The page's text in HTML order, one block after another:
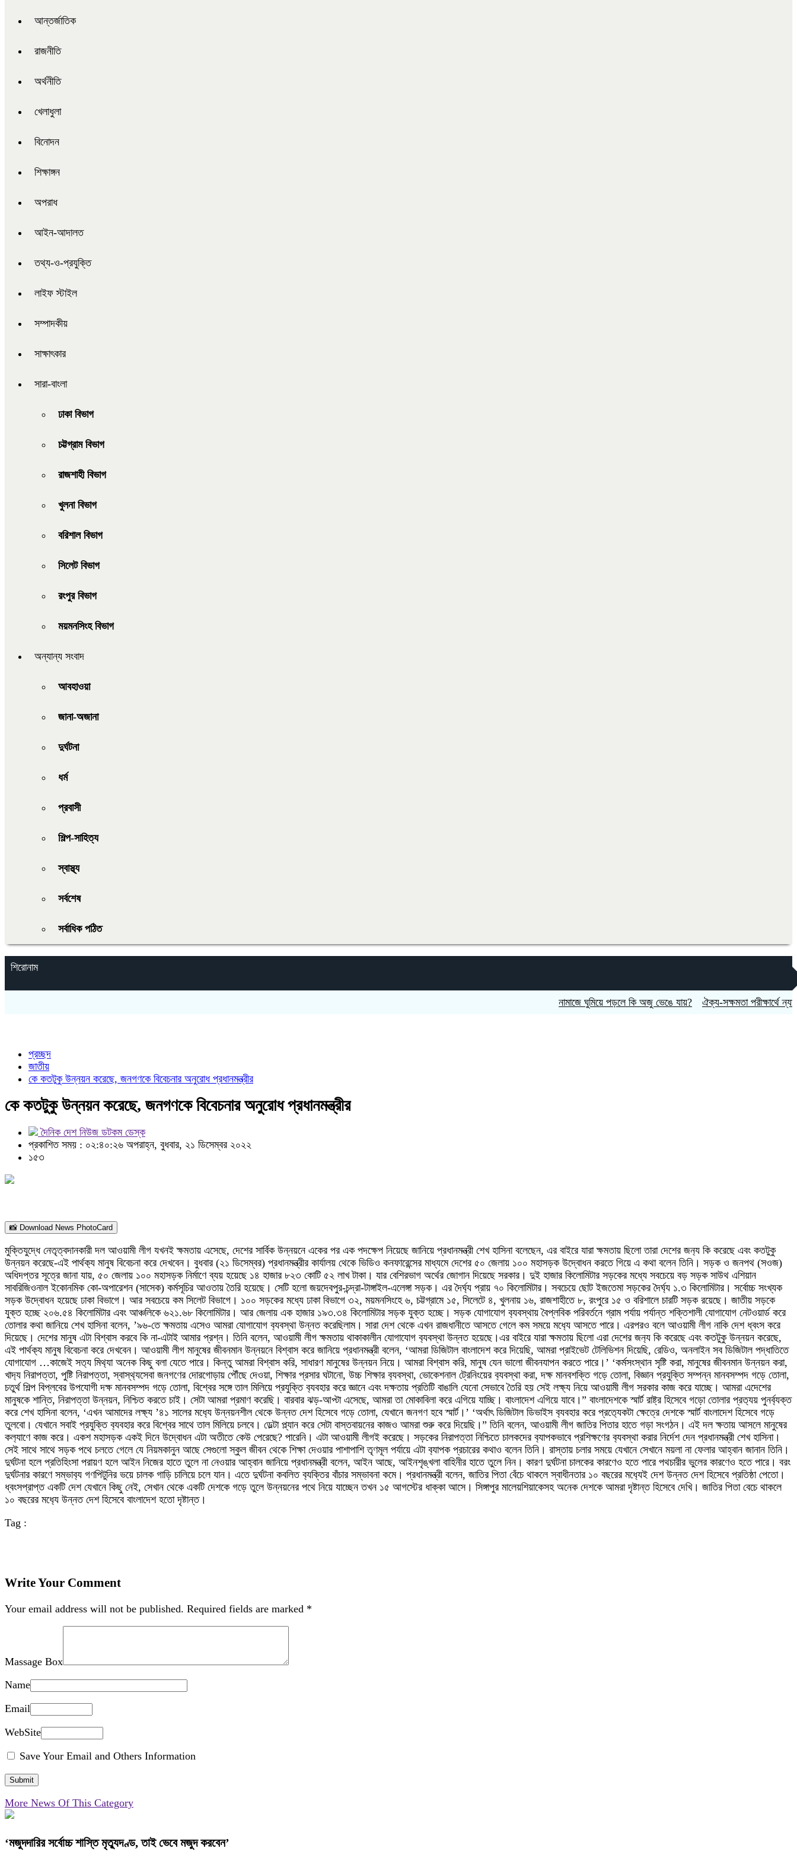
আন্তর্জাতিক
রাজনীতি
অর্থনীতি
খেলাধুলা
বিনোদন
শিক্ষাঙ্গন
অপরাধ
আইন-আদালত
তথ্য-ও-প্রযুক্তি
লাইফ স্টাইল
সম্পাদকীয়
সাক্ষাৎকার
সারা-বাংলা
ঢাকা বিভাগ
চট্টগ্রাম বিভাগ
রাজশাহী বিভাগ
খুলনা বিভাগ
বরিশাল বিভাগ
সিলেট বিভাগ
রংপুর বিভাগ
ময়মনসিংহ বিভাগ
অন্যান্য সংবাদ
আবহাওয়া
জানা-অজানা
দুর্ঘটনা
ধর্ম
প্রবাসী
শিল্প-সাহিত্য
স্বাস্থ্য
সর্বশেষ
সর্বাধিক পঠিত
শিরোনাম
নামাজে ঘুমিয়ে পড়লে কি অজু ভেঙে যায়? ঐক্য-সক্ষমতা পরীক্ষার্থে ন্যাটোভুক্ত
প্রচ্ছদ
জাতীয়
কে কতটুকু উন্নয়ন করেছে, জনগণকে বিবেচনার অনুরোধ প্রধানমন্ত্রীর
কে কতটুকু উন্নয়ন করেছে, জনগণকে বিবেচনার অনুরোধ প্রধানমন্ত্রীর
দৈনিক দেশ নিউজ ডটকম ডেস্ক
প্রকাশিত সময় : ০২:৪০:২৬ অপরাহ্ন, বুধবার, ২১ ডিসেম্বর ২০২২
১৫৩
📸 Download News PhotoCard
মুক্তিযুদ্ধে নেতৃত্বদানকারী দল আওয়ামী লীগ যখনই ক্ষমতায় এসেছে, দেশের সার্বিক উন্নয়নে একের পর এক পদক্ষেপ নিয়েছে জানিয়ে প্রধানমন্ত্রী শেখ হাসিনা বলেছেন, এর বাইরে যারা ক্ষমতায় ছিলো তারা দেশের জন‌্য কি করেছে এবং কতটুকু
উন্নয়ন করেছে-এই পার্থক‌্য মানুষ বিবেচনা করে দেখবেন। বুধবার (২১ ডিসেম্বর) প্রধানমন্ত্রীর কার্যালয় থেকে ভিডিও কনফারেন্সের মাধ্যমে দেশের ৫০ জেলায় ১০০ মহাসড়ক উদ্বোধন করতে গিয়ে এ কথা বলেন তিনি। সড়ক ও জনপথ (সওজ)
অধিদপ্তর সূত্রে জানা যায়, ৫০ জেলায় ১০০ মহাসড়ক নির্মাণে ব্যয় হয়েছে ১৪ হাজার ৮২৩ কোটি ৫২ লাখ টাকা। যার বেশিরভাগ অর্থের জোগান দিয়েছে সরকার। দুই হাজার কিলোমিটার সড়কের মধ্যে সবচেয়ে বড় সড়ক সাউথ এশিয়ান
সাবরিজিওনাল ইকোনমিক কো-অপারেশন (সাসেক) কর্মসূচির আওতায় তৈরি হয়েছে। সেটি হলো জয়দেবপুর-চন্দ্রা-টাঙ্গাইল-এলেঙ্গা সড়ক। এর দৈর্ঘ্য প্রায় ৭০ কিলোমিটার। সবচেয়ে ছোট ইজতেমা সড়কের দৈর্ঘ্য ১.৩ কিলোমিটার। সর্বোচ্চ সংখ্যক
সড়ক উদ্বোধন হয়েছে ঢাকা বিভাগে। আর সবচেয়ে কম সিলেট বিভাগে। ১০০ সড়কের মধ্যে ঢাকা বিভাগে ৩২, ময়মনসিংহে ৬, চট্টগ্রামে ১৫, সিলেটে ৪, খুলনায় ১৬, রাজশাহীতে ৮, রংপুরে ১৫ ও বরিশালে চারটি সড়ক রয়েছে। জাতীয় সড়কে
যুক্ত হচ্ছে ২০৬.৫৪ কিলোমিটার এবং আঞ্চলিকে ৬২১.৬৮ কিলোমিটার। আর জেলায় এক হাজার ১৯৩.৩৪ কিলোমিটার সড়ক যুক্ত হচ্ছে। সড়ক যোগাযোগ ব‌্যবস্থায় বৈপ্লবিক পরিবর্তনে গ্রাম পর্যায় পর্যান্ত শক্তিশালী যোগাযোগ নেটওয়ার্ড করে
তোলার কথা জানিয়ে শেখ হাসিনা বলেন, ’৯৬-তে ক্ষমতায় এসেও আমরা যোগাযোগ ব‌্যবস্থা উন্নত করেছিলাম। সারা দেশ থেকে এখন রাজধানীতে আসতে গেলে কম সময়ে মধ‌্যে আসতে পারে। এরপরও বলে আওয়ামী লীগ নাকি দেশ ধ্বংস করে
দিয়েছে। দেশের মানুষ এটা বিশ্বাস করবে কি না-এটাই আমার প্রশ্ন। তিনি বলেন, আওয়ামী লীগ ক্ষমতায় থাকাকালীন যোগাযোগ ব‌্যবস্থা উন্নত হয়েছে।এর বাইরে যারা ক্ষমতায় ছিলো এরা দেশের জন‌্য কি করেছে এবং কতটুকু উন্নয়ন করেছে,
এই পার্থক‌্য মানুষ বিবেচনা করে দেখবেন। আওয়ামী লীগ মানুষের জীবনমান উন্নয়নে বিশ্বাস করে জানিয়ে প্রধানমন্ত্রী বলেন, ‘আমরা ডিজিটাল বাংলাদেশ করে দিয়েছি, আমরা প্রাইভেট টেলিভিশন দিয়েছি, রেডিও, অনলাইন সব ডিজিটাল পদ্ধাতিতে
যোগাযোগ …কাজেই সত‌্য মিথ‌্যা অনেক কিছু বলা যেতে পারে। কিন্তু আমরা বিশ্বাস করি, সাধারণ মানুষের উন্নয়ন নিয়ে। আমরা বিশ্বাস করি, মানুষ যেন ভালো জীবনযাপন করতে পারে।’ ‘কর্মসংস্থান সৃষ্টি করা, মানুষের জীবনমান উন্নয়ন করা,
খাদ‌্য নিরাপত্তা, পুষ্টি নিরাপত্তা, স্বাস্থ‌্যসেবা জনগণের দোরগোড়ায় পৌঁছে দেওয়া, শিক্ষার প্রসার ঘটানো, উচ্চ শিক্ষার ব‌্যবস্থা, ভোকেশনাল ট্রেনিংয়ের ব‌্যবস্থা করা, দক্ষ মানবশক্তি গড়ে তোলা, বিজ্ঞান প্রযুক্তি সম্পন্ন মানবসম্পদ গড়ে তোলা,
চতুর্থ শিল্প বিপ্লবের উপযোগী দক্ষ মানবসম্পদ গড়ে তোলা, বিশ্বের সঙ্গে তাল মিলিয়ে প্রযুক্তি ব‌্যবহার করে জ্ঞানে এবং দক্ষতায় প্রতিটি বাঙালি যেনো সেভাবে তৈরি হয় সেই লক্ষ‌্য নিয়ে আওয়ামী লীগ সরকার কাজ করে যাচ্ছে। আমরা এদেশের
মানুষকে শান্তি, নিরাপত্তা উন্নয়ন, নিশ্চিত করতে চাই। সেটা আমরা প্রমাণ করেছি। বারবার ঝড়-আপ্টা এসেছে, আমরা তা মোকাবিলা করে এগিয়ে যাচ্ছি। বাংলাদেশ এগিয়ে যাবে।” বাংলাদেশকে স্মার্ট রাষ্ট্র হিসেবে গড়ো তোলার প্রত‌্যয় পুনর্ব‌্যক্ত
করে শেখ হাসিনা বলেন, ‘এখন আমাদের লক্ষ‌্য ’৪১ সালের মধ‌্যে উন্নয়নশীল থেকে উন্নত দেশ হিসেবে গড়ে তোলা, যেখানে জনগণ হবে স্মার্ট।’ ‘অর্থাৎ ডিজিটাল ডিভাইস ব‌্যবহার করে প্রত‌্যেকটা ক্ষেত্রে দেশকে স্মার্ট বাংলাদেশ হিসেবে গড়ে
তুলবো। যেখানে সবাই প্রযুক্তি ব‌্যবহার করে বিশ্বের সাথে তাল মিলিয়ে চলবে। ডেল্টা প্ল্যান করে সেটা বাস্তবায়নের কাজও আমরা শুরু করে দিয়েছি।” তিনি বলেন, আওয়ামী লীগ জাতির পিতার হাতে গড়া সংগঠন। এই দল ক্ষতায় আসলে মানুষের
কল‌্যাণে কাজ করে। একশ মহাসড়ক একই দিনে উদ্বোধন এটা অতীতে কেউ পেরেছে? পারেনি। এটা আওয়ামী লীগই করেছে। সড়কের নিরাপত্তা নিশ্চিতে চালকদের ব‌্যাপকভাবে প্রশিক্ষণের ব‌্যবস্থা করার নির্দেশ দেন প্রধানমন্ত্রী শেখ হাসিনা।
সেই সাথে সাথে সড়ক পথে চলতে গেলে যে নিয়মকানুন আছে সেগুলো স্কুল জীবন থেকে শিক্ষা দেওয়ার পাশাপাশি তৃণমূল পর্যায়ে এটা ব‌্যাপক প্রচারের কথাও বলেন তিনি। রাস্তায় চলার সময়ে যেখানে সেখানে ময়লা না ফেলার আহ্বান জানান তিনি।
দুর্ঘটনা হলে প্রতিহিংসা পরায়ণ হলে আইন নিজের হাতে তুলে না নেওয়ার আহ্বান জানিয়ে প্রধানমন্ত্রী বলেন, আইন আছে, আইনশৃঙ্খলা বাহিনীর হাতে তুলে নিন। কারণ দুর্ঘটনা চালকের কারণেও হতে পারে পথচারীর ভুলের কারণেও হতে পারে। বরং
দুর্ঘটনার কারণে সম্ভাব‌্য গণপিটুনির ভয়ে চালক গাড়ি চালিয়ে চলে যান। এতে দুর্ঘটনা কবলিত ব‌্যক্তির বাঁচার সম্ভাবনা কমে। প্রধানমন্ত্রী বলেন, জাতির পিতা বেঁচে থাকলে স্বাধীনতার ১০ বছরের মধ‌্যেই দেশ উন্নত দেশ হিসেবে প্রতিষ্ঠা পেতো।
ধ্বংসপ্রাপ্ত একটি দেশ যেখানে কিছু নেই, সেখান থেকে একটি দেশকে গড়ে তুলে উন্নয়নের পথে নিয়ে যাচ্ছেন তখন ১৫ আগস্টের ধাক্কা আসে। সিঙ্গাপুর মালেয়শিয়াকেসহ অনেক দেশকে আমরা দৃষ্টান্ত হিসেবে দেখি। জাতির পিতা বেচে থাকলে
১০ বছরের মধ‌্যে উন্নত দেশ হিসেবে বাংলাদেশ হতো দৃষ্টান্ত।
Tag :
Write Your Comment
Your email address will not be published. Required fields are marked *
Massage Box
Name
Email
WebSite
Save Your Email and Others Information
More News Of This Category
‘মজুদদারির সর্বোচ্চ শাস্তি মৃত্যুদণ্ড, তাই ভেবে মজুদ করবেন’